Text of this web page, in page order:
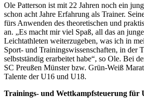
Ole Patterson ist mit 22 Jahren noch ein
schon acht Jahre Erfahrung als Trainer.
fürs Anwenden des theoretischen und
an. „Es macht mir viel Spaß, all das an
Leichtathleten weiterzugeben, was ich in
Sport- und Trainingswissenschaften, in der
selbstständig erarbeitet habe“, so Ole. Bei
SC Preußen Münster bzw. Grün-Weiß
Talente der U16 und U18.
Trainings- und Wettkampfsteuerung für